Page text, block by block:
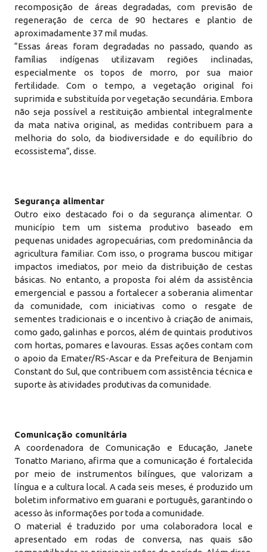
recomposição de áreas degradadas, com previsão de
regeneração de cerca de 90 hectares e plantio de
aproximadamente 37 mil mudas.
“Essas áreas foram degradadas no passado, quando as
famílias indígenas utilizavam regiões inclinadas,
especialmente os topos de morro, por sua maior
fertilidade. Com o tempo, a vegetação original foi
suprimida e substituída por vegetação secundária. Embora
não seja possível a restituição ambiental integralmente
da mata nativa original, as medidas contribuem para a
melhoria do solo, da biodiversidade e do equilíbrio do
ecossistema”, disse.
Segurança alimentar
Outro eixo destacado foi o da segurança alimentar. O
município tem um sistema produtivo baseado em
pequenas unidades agropecuárias, com predominância da
agricultura familiar. Com isso, o programa buscou mitigar
impactos imediatos, por meio da distribuição de cestas
básicas. No entanto, a proposta foi além da assistência
emergencial e passou a fortalecer a soberania alimentar
da comunidade, com iniciativas como o resgate de
sementes tradicionais e o incentivo à criação de animais,
como gado, galinhas e porcos, além de quintais produtivos
com hortas, pomares e lavouras. Essas ações contam com
o apoio da Emater/RS-Ascar e da Prefeitura de Benjamin
Constant do Sul, que contribuem com assistência técnica e
suporte às atividades produtivas da comunidade.
Comunicação comunitária
A coordenadora de Comunicação e Educação, Janete
Tonatto Mariano, afirma que a comunicação é fortalecida
por meio de instrumentos bilíngues, que valorizam a
língua e a cultura local. A cada seis meses, é produzido um
boletim informativo em guarani e português, garantindo o
acesso às informações por toda a comunidade.
O material é traduzido por uma colaboradora local e
apresentado em rodas de conversa, nas quais são